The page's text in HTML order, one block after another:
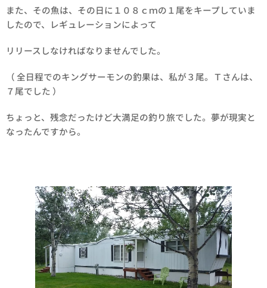
また、その魚は、その日に１０８ｃｍの１尾をキープしていま
したので、レギュレーションによって
リリースしなければなりませんでした。
（ 全日程でのキングサーモンの釣果は、私が３尾。Ｔさんは、
７尾でした ）
ちょっと、残念だったけど大満足の釣り旅でした。夢が現実と
なったんですから。